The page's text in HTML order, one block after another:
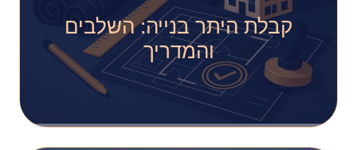
קבלת היתר בנייה: השלבים
והמדריך